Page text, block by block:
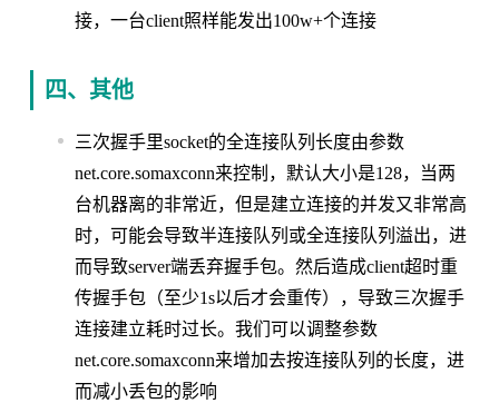
接，一台client照样能发出100w+个连接
四、其他
三次握手里socket的全连接队列长度由参数
net.core.somaxconn来控制，默认大小是128，当两
台机器离的非常近，但是建立连接的并发又非常高
时，可能会导致半连接队列或全连接队列溢出，进
而导致server端丢弃握手包。然后造成client超时重
传握手包（至少1s以后才会重传），导致三次握手
连接建立耗时过长。我们可以调整参数
net.core.somaxconn来增加去按连接队列的长度，进
而减小丢包的影响